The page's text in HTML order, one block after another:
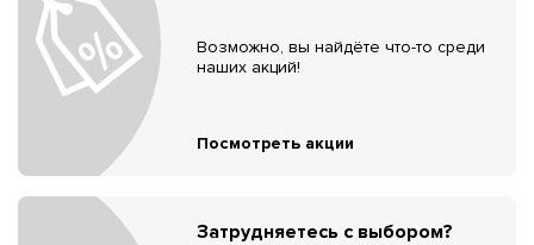
Возможно, вы найдёте что-то среди
наших акций!
Посмотреть акции
Затрудняетесь с выбором?